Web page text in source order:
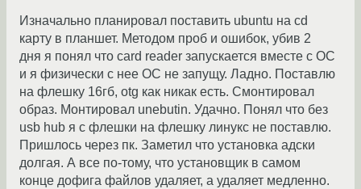
Изначально планировал поставить ubuntu на cd
карту в планшет. Методом проб и ошибок, убив 2
дня я понял что card reader запускается вместе с ОС
и я физически с нее ОС не запущу. Ладно. Поставлю
на флешку 16гб, otg как никак есть. Смонтировал
образ. Монтировал unebutin. Удачно. Понял что без
usb hub я с флешки на флешку линукс не поставлю.
Пришлось через пк. Заметил что установка адски
долгая. А все по-тому, что установщик в самом
конце дофига файлов удаляет, а удаляет медленно.